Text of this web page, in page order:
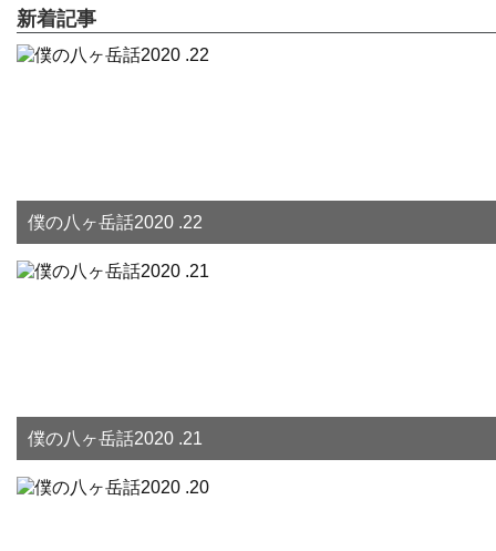
新着記事
僕の八ヶ岳話2020 .22
僕の八ヶ岳話2020 .21